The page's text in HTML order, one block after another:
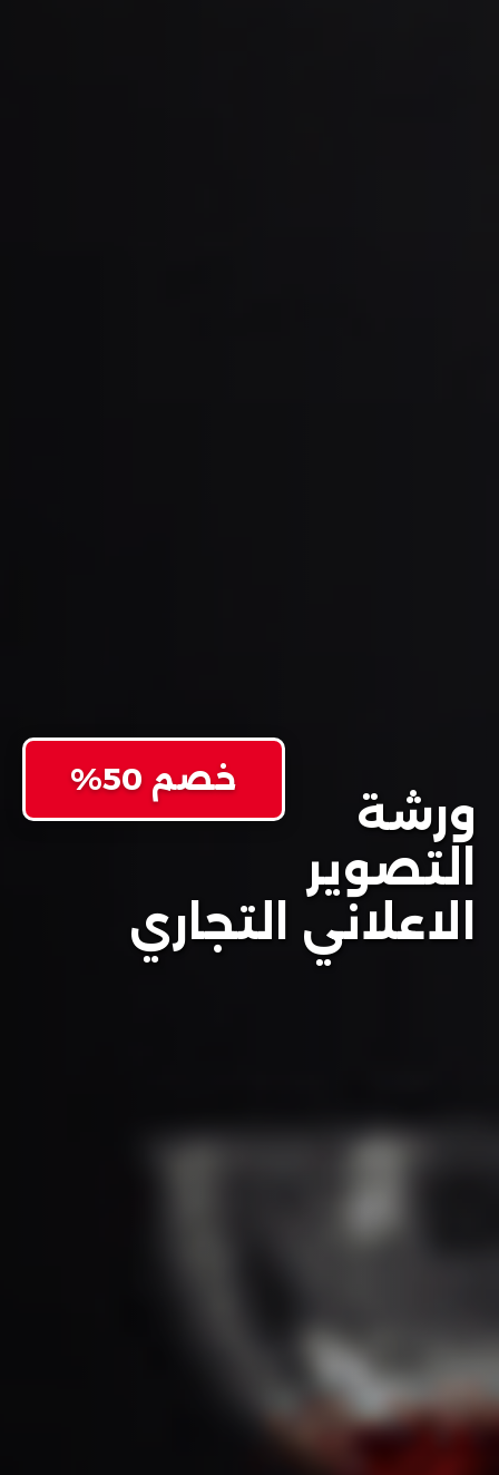
خصم 50%
ورشة
التصوير
الاعلاني التجاري